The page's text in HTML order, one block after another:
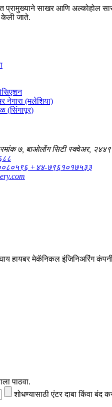
प्रामुख्याने साखर आणि अल्कोहोल
केली जाते.
नेगारा (मलेशिया)
(सिंगापूर)
७, बाओलोंग सिटी स्क्वेअर, २४४९
+४४-७९६१०१७५३३
हायबर मेकॅनिकल इंजिनिअरिंग
पाठवा.
शोधण्यासाठी एंटर दाबा किंवा बंद